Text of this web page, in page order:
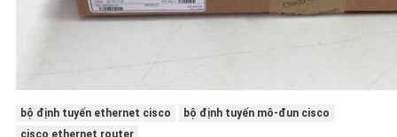
bộ định tuyến ethernet cisco
bộ định tuyến mô-đun cisco
cisco ethernet router